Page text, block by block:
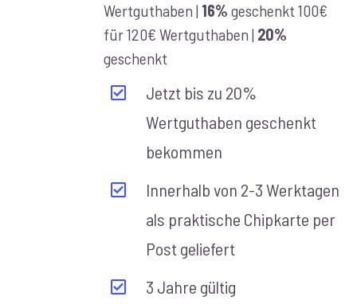
Wertguthaben | 16% geschenkt 100€
für 120€ Wertguthaben | 20%
geschenkt
Jetzt bis zu 20%
Wertguthaben geschenkt
bekommen
Innerhalb von 2-3 Werktagen
als praktische Chipkarte per
Post geliefert
3 Jahre gültig